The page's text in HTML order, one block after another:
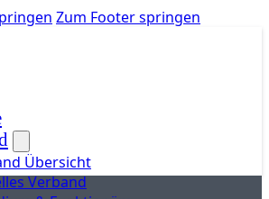
Zum Footer springen
Übersicht
Verband